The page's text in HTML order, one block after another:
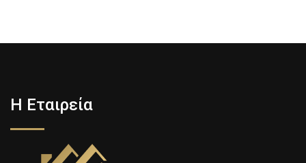
Η Εταιρεία